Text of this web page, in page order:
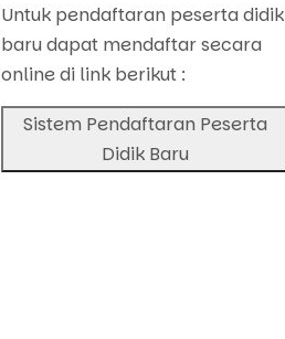
Untuk pendaftaran peserta didik
baru dapat mendaftar secara
online di link berikut :
Sistem Pendaftaran Peserta
Didik Baru